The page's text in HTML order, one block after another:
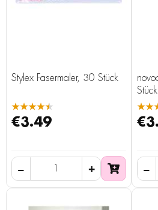
Stylex Fasermaler, 30 Stück
★★★★★
€3.49
Stück